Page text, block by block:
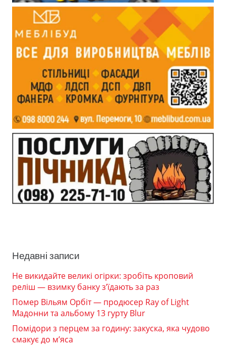
Недавні записи
Не викидайте великі огірки: зробіть кроповий
реліш — взимку банку з’їдають за раз
Помер Вільям Орбіт — продюсер Ray of Light
Мадонни та альбому 13 гурту Blur
Помідори з перцем за годину: закуска, яка чудово
смакує до м’яса